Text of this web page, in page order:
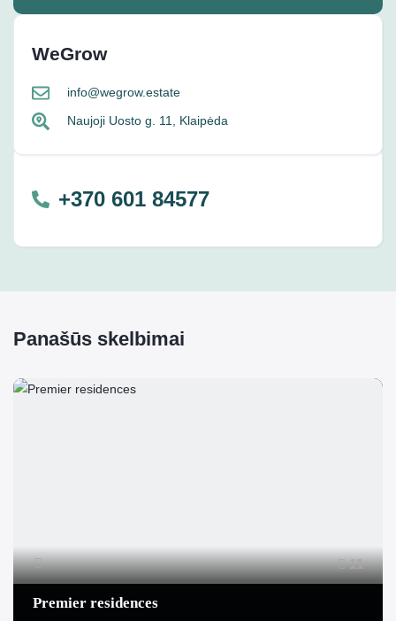
WeGrow
info@wegrow.estate
Naujoji Uosto g. 11, Klaipėda
+370 601 84577
Panašūs skelbimai
11
Premier residences